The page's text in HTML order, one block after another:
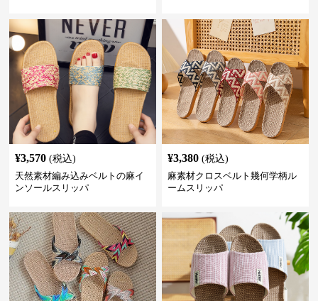
¥3,570 (税込)
天然素材編み込みベルトの麻イ
ンソールスリッパ
¥3,380 (税込)
麻素材クロスベルト幾何学柄ル
ームスリッパ